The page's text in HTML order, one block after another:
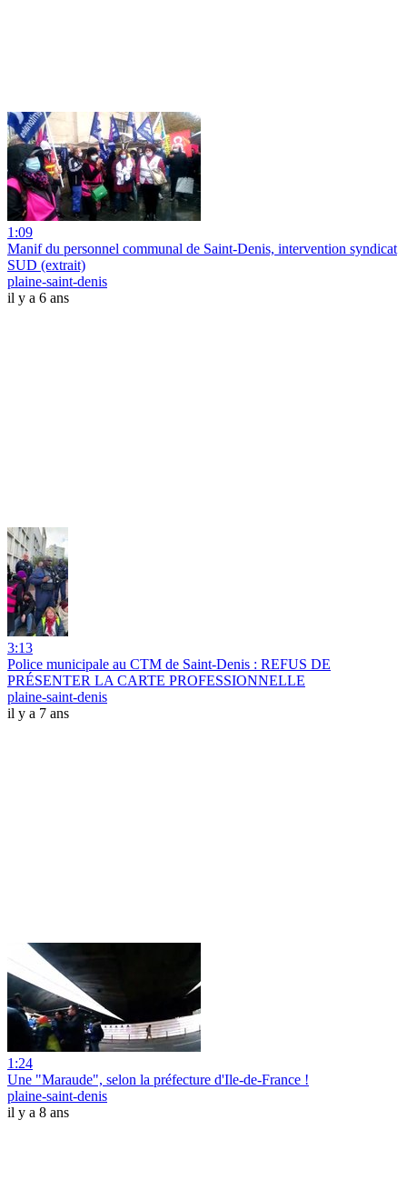
1:09
Manif du personnel communal de Saint-Denis, intervention syndicat
SUD (extrait)
plaine-saint-denis
il y a 6 ans
3:13
Police municipale au CTM de Saint-Denis : REFUS DE
PRÉSENTER LA CARTE PROFESSIONNELLE
plaine-saint-denis
il y a 7 ans
1:24
Une "Maraude", selon la préfecture d'Ile-de-France !
plaine-saint-denis
il y a 8 ans